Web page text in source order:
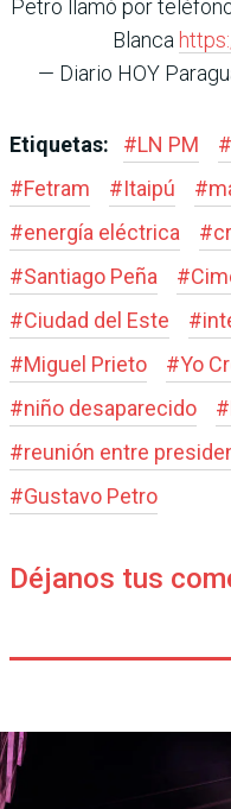
Petro llamó por
Blanca
— Diario HOY
Etiquetas: #LN PM #
#Fetram #Itaipú #
#energía eléctrica #
#Santiago Peña #
#Ciudad del Este #
#Miguel Prieto #Yo
#niño desaparecido #
#reunión entre
#Gustavo Petro
Déjanos tus